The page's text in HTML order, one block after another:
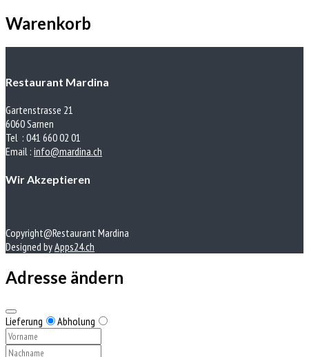
Warenkorb
Restaurant Mardina
Gartenstrasse 21
6060 Sarnen
Tel : 041 660 02 01
Email : info@mardina.ch
Wir Akzeptieren
Copyright@Restaurant Mardina
Designed byApps24.ch
Adresse ändern
Lieferung Abholung